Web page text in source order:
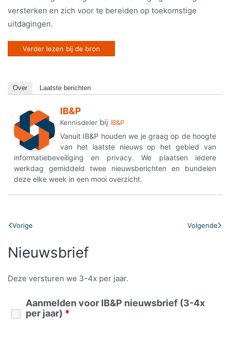
versterken en zich voor te bereiden op toekomstige
uitdagingen.
Verder lezen bij de bron
Over Laatste berichten
IB&P
Kennisdeler bij IB&P
Vanuit IB&P houden we je graag op de hoogte
van het laatste nieuws op het gebied van
informatiebeveiliging en privacy. We plaatsen iedere
werkdag gemiddeld twee nieuwsberichten en bundelen
deze elke week in een mooi overzicht.
Vorige Volgende
Nieuwsbrief
Deze versturen we 3-4x per jaar.
Aanmelden voor IB&P nieuwsbrief (3-4x
per jaar) *